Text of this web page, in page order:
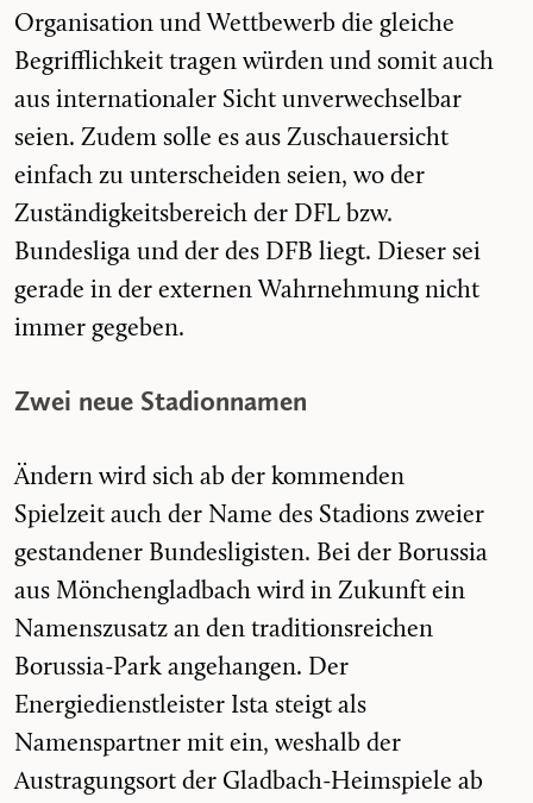
Organisation und Wettbewerb die gleiche
Begrifflichkeit tragen würden und somit auch
aus internationaler Sicht unverwechselbar
seien. Zudem solle es aus Zuschauersicht
einfach zu unterscheiden seien, wo der
Zuständigkeitsbereich der DFL bzw.
Bundesliga und der des DFB liegt. Dieser sei
gerade in der externen Wahrnehmung nicht
immer gegeben.
Zwei neue Stadionnamen
Ändern wird sich ab der kommenden
Spielzeit auch der Name des Stadions zweier
gestandener Bundesligisten. Bei der Borussia
aus Mönchengladbach wird in Zukunft ein
Namenszusatz an den traditionsreichen
Borussia-Park angehangen. Der
Energiedienstleister Ista steigt als
Namenspartner mit ein, weshalb der
Austragungsort der Gladbach-Heimspiele ab